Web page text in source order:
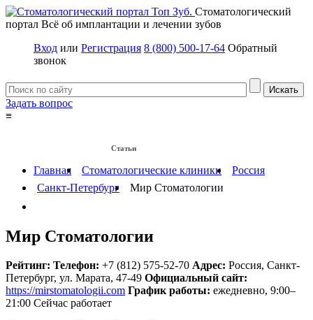
Стоматологический
портал Всё об имплантации и лечении зубов
Вход или Регистрация 8 (800) 500-17-64 Обратный
звонок
Задать вопрос
≡
Статьи
Главная Стоматологические клиники
Россия
Санкт-Петербург
Мир Стоматологии
Мир Стоматологии
Рейтинг: Телефон: +7 (812) 575-52-70 Адрес: Россия, Санкт-
Петербург, ул. Марата, 47-49 Официальный сайт:
https://mirstomatologii.com График работы: ежедневно, 9:00–
21:00 Сейчас работает